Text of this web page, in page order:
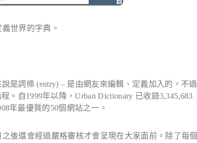
世界的字典。
是詞條 (entry) – 是由網友來編輯、定義加入的，不過
自1999年以降，Urban Dictionary 已收錄3,345,683
年最優質的50個網站之一。
後還會經過嚴格審核才會呈現在大家面前。除了每個